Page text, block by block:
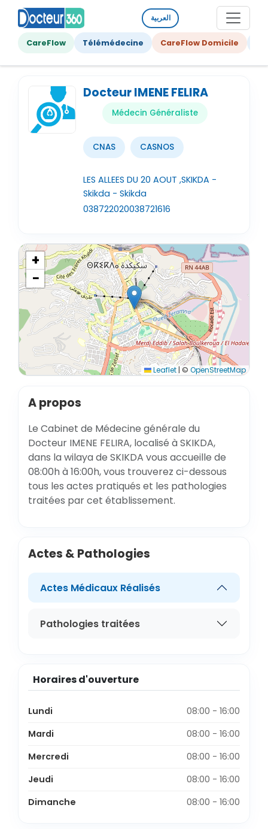
العربية
CareFlow Télémédecine CareFlow Domicile
Docteur IMENE FELIRA
Médecin Généraliste
CNAS CASNOS
LES ALLEES DU 20 AOUT ,SKIKDA -
Skikda - Skikda
038722020038721616
+
−
Leaflet | © OpenStreetMap
A propos
Le Cabinet de Médecine générale du
Docteur IMENE FELIRA, localisé à SKIKDA,
dans la wilaya de SKIKDA vous accueille de
08:00h à 16:00h, vous trouverez ci-dessous
tous les actes pratiqués et les pathologies
traitées par cet établissement.
Actes & Pathologies
Actes Médicaux Réalisés
Pathologies traitées
Horaires d'ouverture
Lundi
08:00 - 16:00
Mardi
08:00 - 16:00
Mercredi
08:00 - 16:00
Jeudi
08:00 - 16:00
Dimanche
08:00 - 16:00